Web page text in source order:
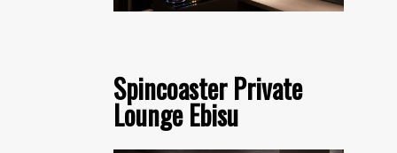
Spincoaster Private
Lounge Ebisu